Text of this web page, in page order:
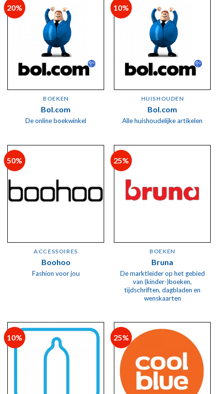
20%
BOEKEN
Bol.com
De online boekwinkel
10%
HUISHOUDEN
Bol.com
Alle huishoudelijke artikelen
50%
ACCESSOIRES
Boohoo
Fashion voor jou
25%
BOEKEN
Bruna
De marktleider op het gebied
van (kinder-)boeken,
tijdschriften, dagbladen en
wenskaarten
10% 25%